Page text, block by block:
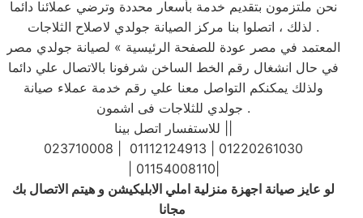
نحن ملتزمون بتقديم خدمة بأسعار محددة وترضي عملائنا دائما
. لذلك ، اتصلوا بنا مركز الصيانة جولدي لاصلاح الثلاجات
المعتمد في مصر عودة للصفحة الرئيسية » لصيانة جولدي مصر
في حال انشغال رقم الخط الساخن شرفونا بالاتصال علي دائما
ولذلك يمكنكم التواصل معنا علي رقم خدمة عملاء صيانة
جولدي للثلاجات فى اشمون .
023710008 | 01112124913 | 01220261030
| 01154008110|
لو عايز صيانة اجهزة منزلية املي الابليكيشن و هيتم الاتصال بك
مجانا